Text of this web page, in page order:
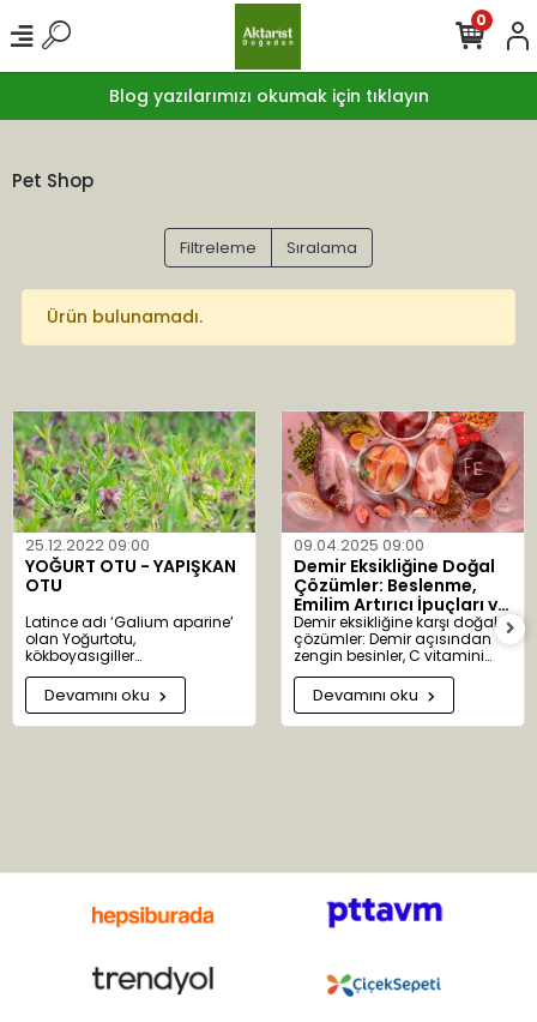
Blog yazılarımızı okumak için tıklayın
0
Pet Shop
Filtreleme Sıralama
Ürün bulunamadı.
25.12.2022 09:00
YOĞURT OTU - YAPIŞKAN
OTU
Latince adı ‘Galium aparine’
olan Yoğurtotu,
kökboyasıgiller
familyasındandır. ‘Galium’
kelimesi ‘gala’ kelimesinden
türemiştir. Süt anlamına gelir.
Yoğurtotu eskiden peynir
çiçekleri salkım şeklinde,
Devamını oku
09.04.2025 09:00
Demir Eksikliğine Doğal
Çözümler: Beslenme,
Emilim Artırıcı İpuçları ve
Bitkisel Destekler
Demir eksikliğine karşı doğal
çözümler: Demir açısından
zengin besinler, C vitamini
takviyesi ve bitkisel desteklerle
sağlıklı kan üretimi.
Devamını oku